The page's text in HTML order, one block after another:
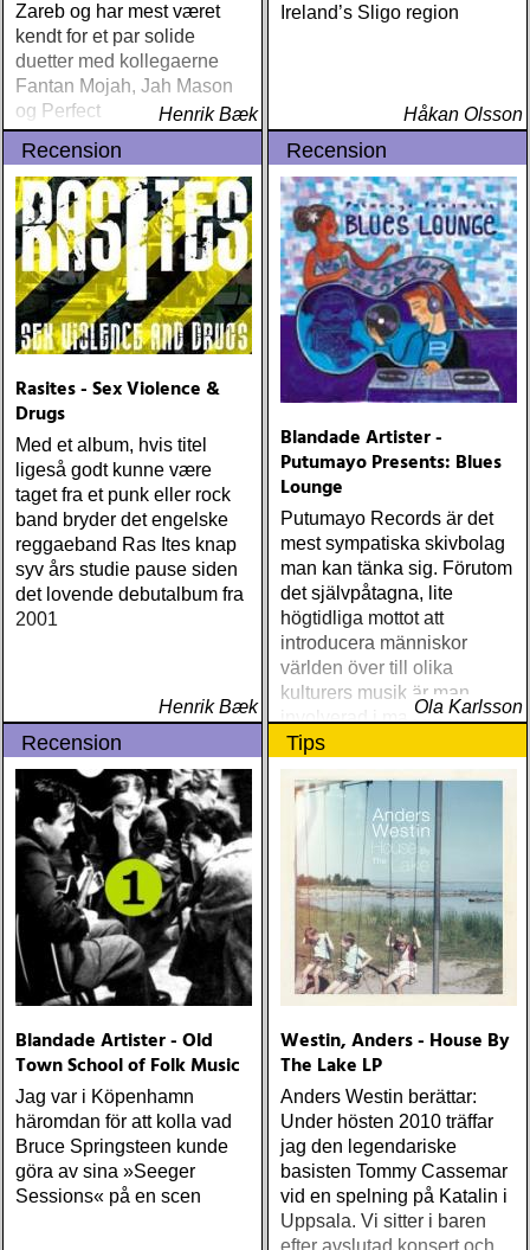
Zareb og har mest været
kendt for et par solide
duetter med kollegaerne
Fantan Mojah, Jah Mason
og Perfect
Henrik Bæk
Ireland’s Sligo region
Håkan Olsson
Recension
Rasites - Sex Violence &
Drugs
Med et album, hvis titel
ligeså godt kunne være
taget fra et punk eller rock
band bryder det engelske
reggaeband Ras Ites knap
syv års studie pause siden
det lovende debutalbum fra
2001
Henrik Bæk
Recension
Blandade Artister -
Putumayo Presents: Blues
Lounge
Putumayo Records är det
mest sympatiska skivbolag
man kan tänka sig. Förutom
det självpåtagna, lite
högtidliga mottot att
introducera människor
världen över till olika
kulturers musik är man
involverad i massor av
välgörenhetsprojekt, de
flesta med inriktning på
barn och utbildning
Ola Karlsson
Recension
Blandade Artister - Old
Town School of Folk Music
Jag var i Köpenhamn
häromdan för att kolla vad
Bruce Springsteen kunde
göra av sina »Seeger
Sessions« på en scen
Tips
Westin, Anders - House By
The Lake LP
Anders Westin berättar:
Under hösten 2010 träffar
jag den legendariske
basisten Tommy Cassemar
vid en spelning på Katalin i
Uppsala. Vi sitter i baren
efter avslutad konsert och